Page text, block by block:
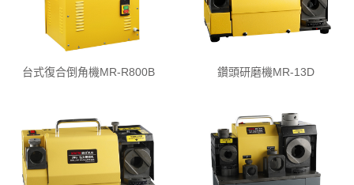
台式復合倒角機MR-R800B 鑽頭研磨機MR-13D